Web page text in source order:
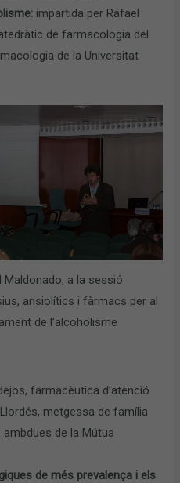
impartida per Rafael
de farmacologia del
de la Universitat
Maldonado, a la sessió
ansiolítics i fàrmacs per al
de l’alcoholisme
farmacèutica d’atenció
metgessa de família
ambdues de la Mútua
de més prevalença i els